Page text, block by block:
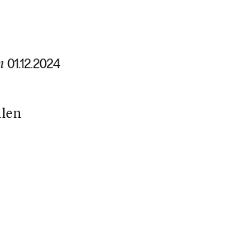
01.12.2024